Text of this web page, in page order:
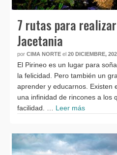
7 rutas para
Jacetania
por CIMA NORTE el 20 DICIEMBRE,
El Pirineo es un lugar para
la felicidad. Pero también un
aprender y educarnos. Existen
una infinidad de rincones a los
facilidad. … Leer más